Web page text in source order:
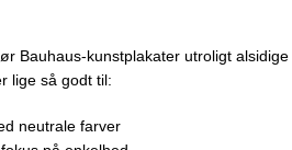
Bauhaus-kunstplakater utroligt alsidige
lige så godt til:
neutrale farver